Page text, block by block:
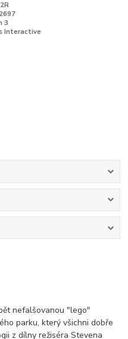
3
Interactive
nefalšovanou "lego"
parku, který všichni dobře
z dílny režiséra Stevena